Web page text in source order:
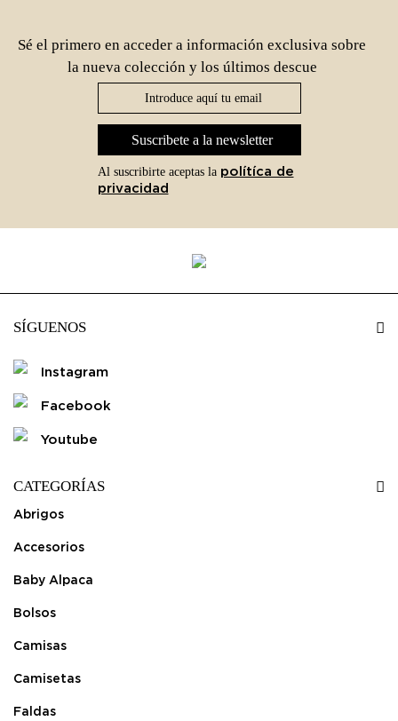
Sé el primero en acceder a información exclusiva sobre
la nueva colección y los últimos descue
Suscribete a la newsletter
Al suscribirte aceptas la polítíca de
privacidad
SÍGUENOS
Instagram
Facebook
Youtube
CATEGORÍAS
Abrigos
Accesorios
Baby Alpaca
Bolsos
Camisas
Camisetas
Faldas